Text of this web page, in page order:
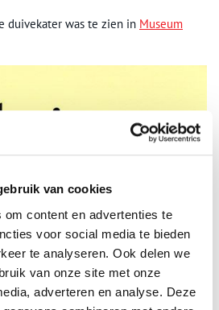
van cookies
om content en advertenties te
voor social media te bieden
te analyseren. Ook delen we
van onze site met onze
adverteren en analyse. Deze
duivekater was te zien in Museum